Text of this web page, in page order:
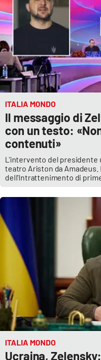
ITALIA MONDO
Il messaggio di
con un testo:
contenuti»
L'intervento del presidente
teatro Ariston da
dell'Intrattenimento di
ITALIA MONDO
Ucraina,